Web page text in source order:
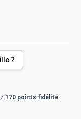
?
170 points fidélité